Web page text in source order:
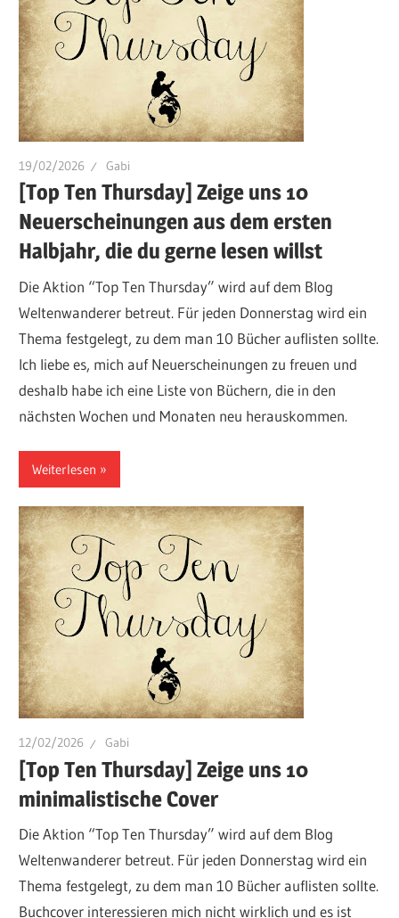
19/02/2026 Gabi
[Top Ten Thursday] Zeige uns 10
Neuerscheinungen aus dem ersten
Halbjahr, die du gerne lesen willst
Die Aktion “Top Ten Thursday” wird auf dem Blog
Weltenwanderer betreut. Für jeden Donnerstag wird ein
Thema festgelegt, zu dem man 10 Bücher auflisten sollte.
Ich liebe es, mich auf Neuerscheinungen zu freuen und
deshalb habe ich eine Liste von Büchern, die in den
nächsten Wochen und Monaten neu herauskommen.
Weiterlesen
12/02/2026 Gabi
[Top Ten Thursday] Zeige uns 10
minimalistische Cover
Die Aktion “Top Ten Thursday” wird auf dem Blog
Weltenwanderer betreut. Für jeden Donnerstag wird ein
Thema festgelegt, zu dem man 10 Bücher auflisten sollte.
Buchcover interessieren mich nicht wirklich und es ist